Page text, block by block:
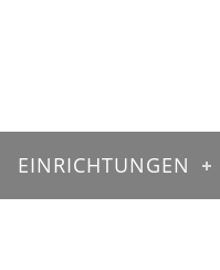
EINRICHTUNGEN